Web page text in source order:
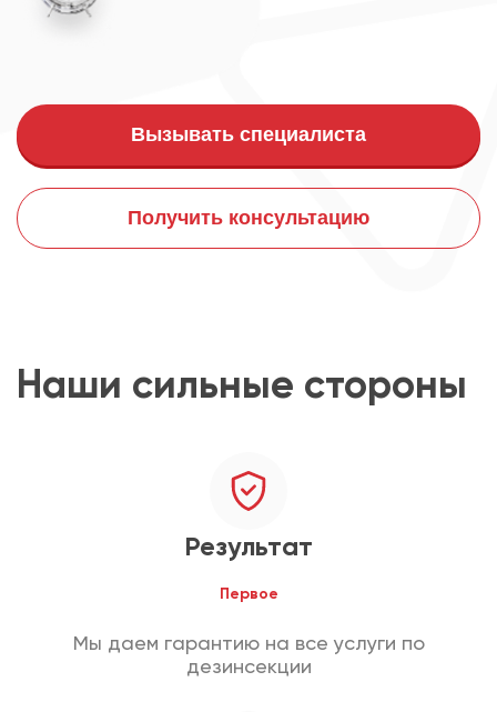
Вызывать специалиста
Получить консультацию
Наши сильные стороны
Результат
Первое
Мы даем гарантию на все услуги по
дезинсекции